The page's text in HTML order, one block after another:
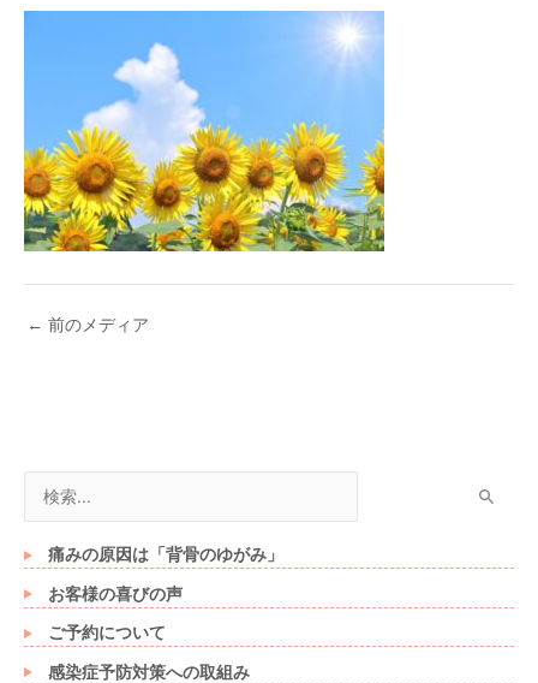
索
対
痛みの原因は「背骨のゆがみ」
お客様の喜びの声
ご予約について
感染症予防対策への取組み
← 前のメディア